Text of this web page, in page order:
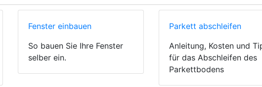
Fenster einbauen
So bauen Sie Ihre Fenster
selber ein.
Parkett abschleifen
Anleitung, Kosten und
für das Abschleifen des
Parkettbodens